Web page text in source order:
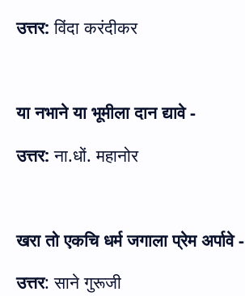
उत्तर: विंदा करंदीकर
या नभाने या भूमीला दान द्यावे -
उत्तर: ना.धों. महानोर
खरा तो एकचि धर्म जगाला प्रेम अर्पावे -
उत्तर:साने गुरूजी